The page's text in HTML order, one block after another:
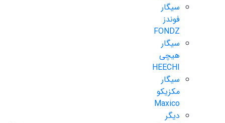
سیگار
فوندز
FONDZ
سیگار
هیچی
HEECHI
سیگار
مکزیکو
Maxico
دیگر